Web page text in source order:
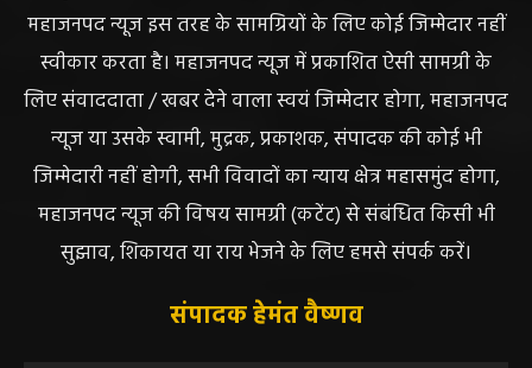
महाजनपद न्यूज इस तरह के सामग्रियों के लिए कोई जिम्मेदार नहीं
स्वीकार करता है। महाजनपद न्यूज में प्रकाशित ऐसी सामग्री के
लिए संवाददाता / खबर देने वाला स्वयं जिम्मेदार होगा, महाजनपद
न्यूज या उसके स्वामी, मुद्रक, प्रकाशक, संपादक की कोई भी
जिम्मेदारी नहीं होगी, सभी विवादों का न्याय क्षेत्र महासमुंद होगा,
महाजनपद न्यूज की विषय सामग्री (कटेंट) से संबंधित किसी भी
सुझाव, शिकायत या राय भेजने के लिए हमसे संपर्क करें।
संपादक हेमंत वैष्णव